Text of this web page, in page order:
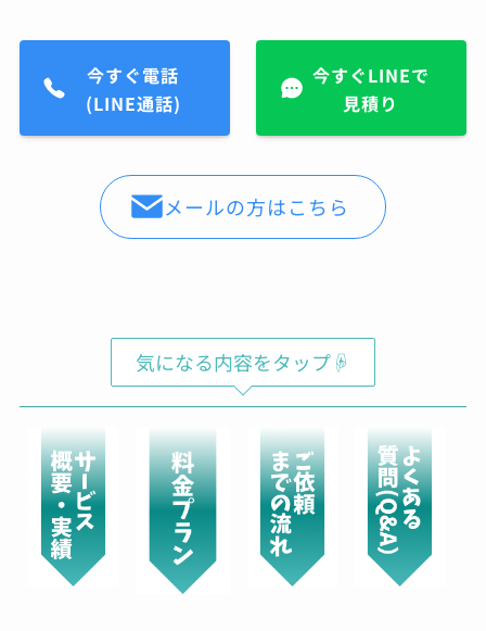
今すぐ電話
(LINE通話)
今すぐLINEで
見積り
メールの方はこちら
気になる内容をタップ☟